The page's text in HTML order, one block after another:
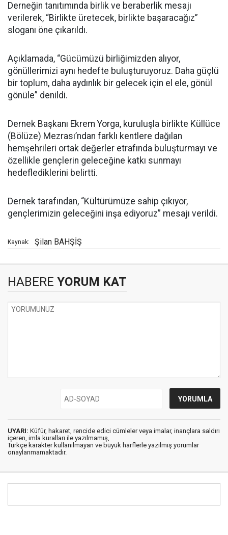
Derneğin tanıtımında birlik ve beraberlik mesajı
verilerek, “Birlikte üretecek, birlikte başaracağız”
sloganı öne çıkarıldı.
Açıklamada, “Gücümüzü birliğimizden alıyor,
gönüllerimizi aynı hedefte buluşturuyoruz. Daha güçlü
bir toplum, daha aydınlık bir gelecek için el ele, gönül
gönüle” denildi.
Dernek Başkanı Ekrem Yorga, kuruluşla birlikte Küllüce
(Bölüze) Mezrası’ndan farklı kentlere dağılan
hemşehrileri ortak değerler etrafında buluşturmayı ve
özellikle gençlerin geleceğine katkı sunmayı
hedeflediklerini belirtti.
Dernek tarafından, “Kültürümüze sahip çıkıyor,
gençlerimizin geleceğini inşa ediyoruz” mesajı verildi.
Kaynak: Şilan BAHŞİŞ
HABERE YORUM KAT
UYARI: Küfür, hakaret, rencide edici cümleler veya imalar, inançlara saldırı
içeren, imla kuralları ile yazılmamış,
Türkçe karakter kullanılmayan ve büyük harflerle yazılmış yorumlar
onaylanmamaktadır.